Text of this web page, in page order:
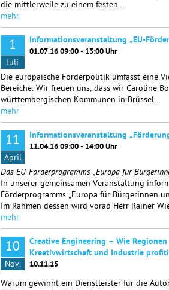
die mittlerweile zu einem festen…
mehr
1
Juli
Informationsveranstaltung „EU-
01.07.16 09:00 - 13:00 Uhr
Die europäische Förderpolitik umfasst eine
Bereiche. Wir freuen uns, dass wir Caroline
württembergischen Kommunen in Brüssel…
mehr
11
April
Informationsveranstaltung
11.04.16 09:00 - 14:00 Uhr
Das EU-Förderprogramms „Europa für
In unserer gemeinsamen Veranstaltung
Förderprogramms „Europa für Bürgerinnen
Im Rahmen dessen wird vorab Herr Rainer
mehr
10
Nov.
Creative Engineering – Wie
Kreativwirtschaft und Industrie
10.11.15
Warum gewinnt ein Dienstleister für die